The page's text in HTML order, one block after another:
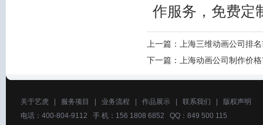
作服务，免费定
上一篇：
上海三维动画公司排
下一篇：
上海动画公司制作价
关于艺虎 服务项目 业务流程 作品展示 联系我们
版权声明
电话：400-804-9112 手 机：156 1808 6852 QQ：849 500 115